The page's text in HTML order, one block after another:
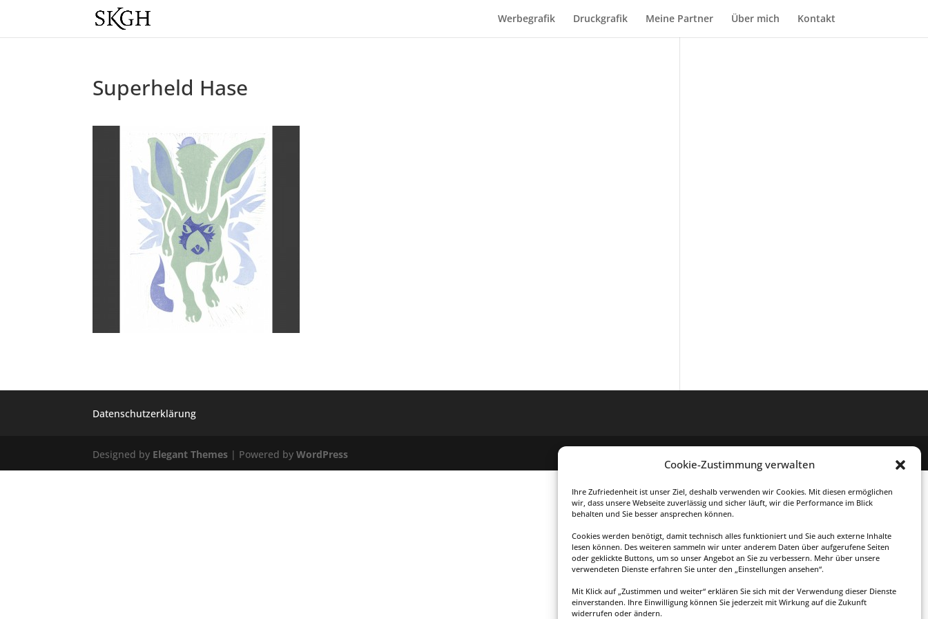
Cookie-Zustimmung verwalten
Ihre Zufriedenheit ist unser Ziel, deshalb verwenden wir Cookies. Mit diesen ermöglichen
wir, dass unsere Webseite zuverlässig und sicher läuft, wir die Performance im Blick
behalten und Sie besser ansprechen können.
Cookies werden benötigt, damit technisch alles funktioniert und Sie auch externe Inhalte
lesen können. Des weiteren sammeln wir unter anderem Daten über aufgerufene Seiten
oder geklickte Buttons, um so unser Angebot an Sie zu verbessern. Mehr über unsere
verwendeten Dienste erfahren Sie unter den „Einstellungen ansehen“.
Mit Klick auf „Zustimmen und weiter“ erklären Sie sich mit der Verwendung dieser Dienste
einverstanden. Ihre Einwilligung können Sie jederzeit mit Wirkung auf die Zukunft
widerrufen oder ändern.
Werbegrafik Druckgrafik Meine Partner Über mich Kontakt
Superheld Hase
Datenschutzerklärung
Designed by Elegant Themes | Powered byWordPress